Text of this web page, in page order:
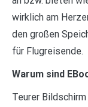
wirklich am
den großen
für Flugreisende.
Warum sind
Teurer